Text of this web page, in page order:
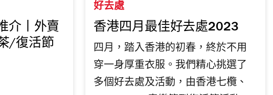
介丨外賣
/復活節
好去處
香港四月最佳好去處2023
四月，踏入香港的初春，終於不用
穿一身厚重衣服。我們精心挑選了
多個好去處及活動，由香港七欖、